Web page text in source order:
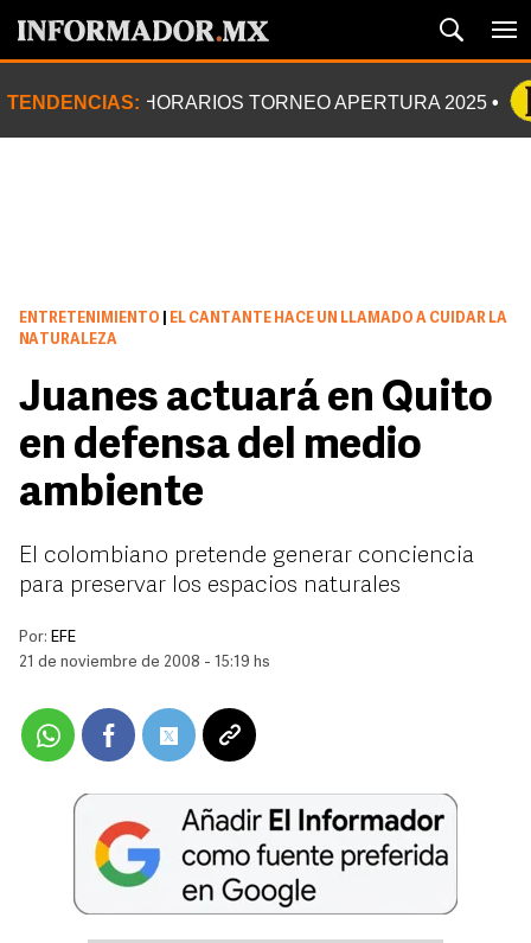
TENDENCIAS: HORARIOS TORNEO APERTURA 2025
ENTRETENIMIENTO
EL CANTANTE HACE UN LLAMADO A CUIDAR LA
NATURALEZA
Juanes actuará en Quito
en defensa del medio
ambiente
El colombiano pretende generar conciencia
para preservar los espacios naturales
Por: EFE
21 de noviembre de 2008 - 15:19 hs